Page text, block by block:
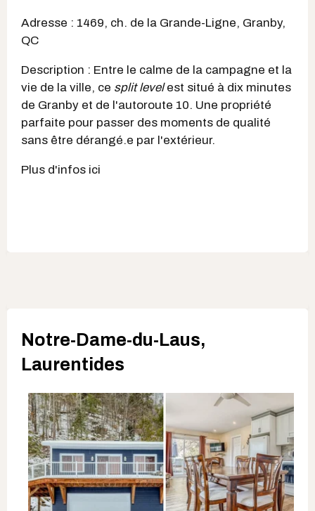
Adresse : 1469, ch. de la Grande-Ligne, Granby,
QC
Description : Entre le calme de la campagne et la
vie de la ville, ce split levelest situé à dix minutes
de Granby et de l'autoroute 10. Une propriété
parfaite pour passer des moments de qualité
sans être dérangé.e par l'extérieur.
Plus d'infos ici
Notre-Dame-du-Laus,
Laurentides